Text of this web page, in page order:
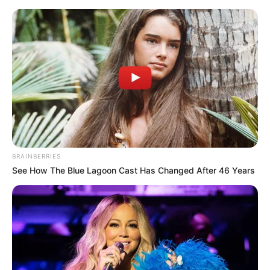
BRAINBERRIES
See How The Blue Lagoon Cast Has Changed After 46 Years